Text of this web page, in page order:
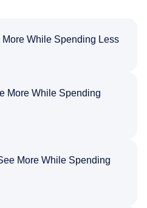
While Spending Less
More While Spending
More While Spending